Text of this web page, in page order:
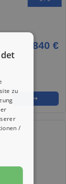
840 €
➜
zu
/